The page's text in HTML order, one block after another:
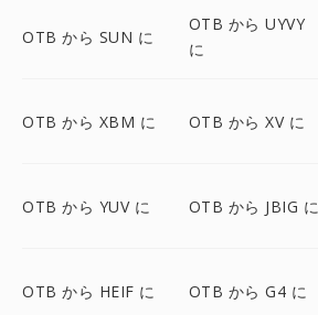
OTB から SUN に
OTB から UYVY
に
OTB から XBM に OTB から XV に
OTB から YUV に OTB から JBIG に
OTB から HEIF に OTB から G4 に